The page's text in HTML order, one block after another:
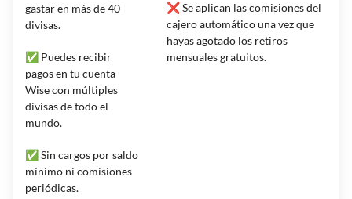
gastar en más de 40
divisas.
✅ Puedes recibir
pagos en tu cuenta
Wise con múltiples
divisas de todo el
mundo.
✅ Sin cargos por saldo
mínimo ni comisiones
periódicas.
❌ Se aplican las comisiones del
cajero automático una vez que
hayas agotado los retiros
mensuales gratuitos.